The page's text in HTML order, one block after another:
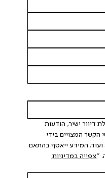
אני מאשר/ת ומסכימ/ה לקבלת דיוור ישיר, הודעות
החברה ובכלל זה דוא"ל SMS ועוד. המידע ייאסף בהתאם
"
צפייה במדיניות